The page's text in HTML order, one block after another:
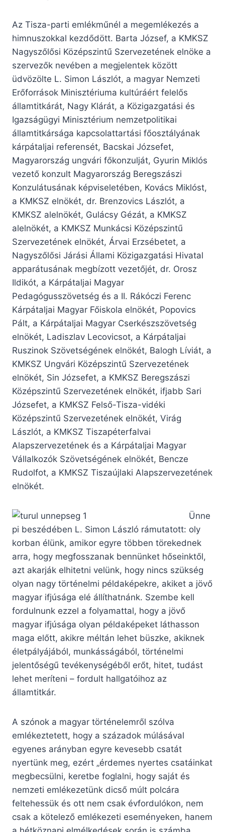
Az Tisza-parti emlékműnél a megemlékezés a
himnuszokkal kezdődött. Barta József, a KMKSZ
Nagyszőlősi Középszintű Szervezetének elnöke a
szervezők nevében a megjelentek között
üdvözölte L. Simon Lászlót, a magyar Nemzeti
Erőforrások Minisztériuma kultúráért felelős
államtitkárát, Nagy Klárát, a Közigazgatási és
Igazságügyi Minisztérium nemzetpolitikai
államtitkársága kapcsolattartási főosztályának
kárpátaljai referensét, Bacskai Józsefet,
Magyarország ungvári főkonzulját, Gyurin Miklós
vezető konzult Magyarország Beregszászi
Konzulátusának képviseletében, Kovács Miklóst,
a KMKSZ elnökét, dr. Brenzovics Lászlót, a
KMKSZ alelnökét, Gulácsy Gézát, a KMKSZ
alelnökét, a KMKSZ Munkácsi Középszintű
Szervezetének elnökét, Árvai Erzsébetet, a
Nagyszőlősi Járási Állami Közigazgatási Hivatal
apparátusának megbízott vezetőjét, dr. Orosz
Ildikót, a Kárpátaljai Magyar
Pedagógusszövetség és a II. Rákóczi Ferenc
Kárpátaljai Magyar Főiskola elnökét, Popovics
Pált, a Kárpátaljai Magyar Cserkészszövetség
elnökét, Ladiszlav Lecovicsot, a Kárpátaljai
Ruszinok Szövetségének elnökét, Balogh Líviát, a
KMKSZ Ungvári Középszintű Szervezetének
elnökét, Sin Józsefet, a KMKSZ Beregszászi
Középszintű Szervezetének elnökét, ifjabb Sari
Józsefet, a KMKSZ Felső-Tisza-vidéki
Középszintű Szervezetének elnökét, Virág
Lászlót, a KMKSZ Tiszapéterfalvai
Alapszervezetének és a Kárpátaljai Magyar
Vállalkozók Szövetségének elnökét, Bencze
Rudolfot, a KMKSZ Tiszaújlaki Alapszervezetének
elnökét.
Ünne
pi beszédében L. Simon László rámutatott: oly
korban élünk, amikor egyre többen törekednek
arra, hogy megfosszanak bennünket hőseinktől,
azt akarják elhitetni velünk, hogy nincs szükség
olyan nagy történelmi példaképekre, akiket a jövő
magyar ifjúsága elé állíthatnánk. Szembe kell
fordulnunk ezzel a folyamattal, hogy a jövő
magyar ifjúsága olyan példaképeket láthasson
maga előtt, akikre méltán lehet büszke, akiknek
életpályájából, munkásságából, történelmi
jelentőségű tevékenységéből erőt, hitet, tudást
lehet meríteni – fordult hallgatóihoz az
államtitkár.
A szónok a magyar történelemről szólva
emlékeztetett, hogy a századok múlásával
egyenes arányban egyre kevesebb csatát
nyertünk meg, ezért „érdemes nyertes csatáinkat
megbecsülni, keretbe foglalni, hogy saját és
nemzeti emlékezetünk dicső múlt polcára
feltehessük és ott nem csak évfordulókon, nem
csak a kötelező emlékezeti eseményeken, hanem